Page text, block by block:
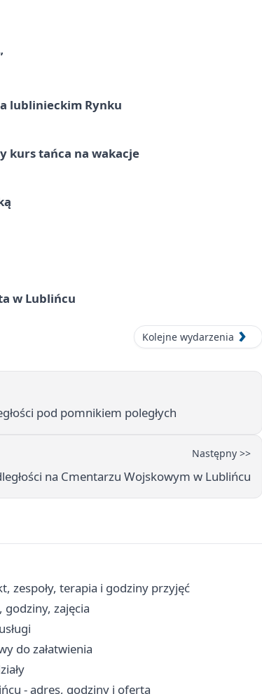
lublinieckim Rynku
kurs tańca na wakacje
w Lublińcu
Kolejne wydarzenia
pod pomnikiem poległych
Następny >>
na Cmentarzu Wojskowym w Lublińcu
zespoły, terapia i godziny przyjęć
zajęcia
do załatwienia
- adres, godziny i oferta